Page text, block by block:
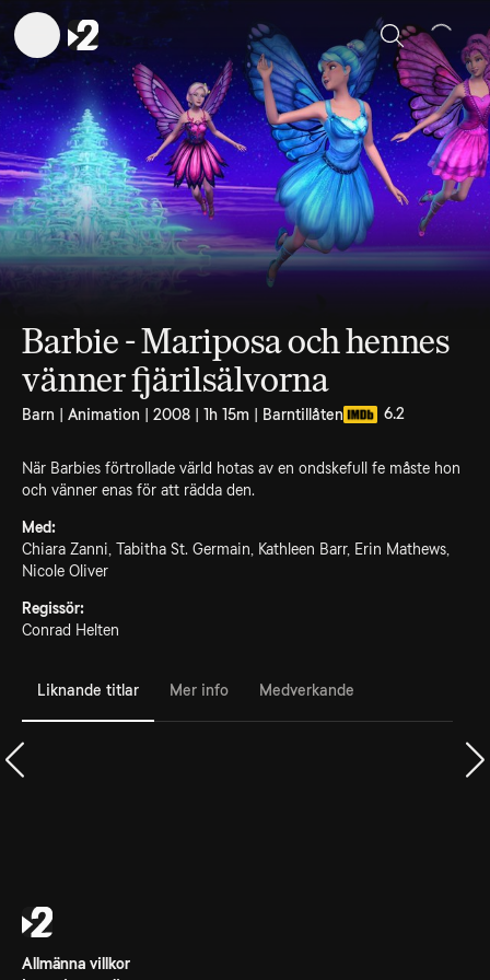
Sök
Barbie - Mariposa och hennes
vänner fjärilsälvorna
Barn | Animation | 2008 | 1h 15m | Barntillåten 6.2
När Barbies förtrollade värld hotas av en ondskefull fe måste hon
och vänner enas för att rädda den.
Med:
Chiara Zanni, Tabitha St. Germain, Kathleen Barr, Erin Mathews,
Nicole Oliver
Regissör:
Conrad Helten
Liknande titlar Mer info Medverkande
Allmänna villkor